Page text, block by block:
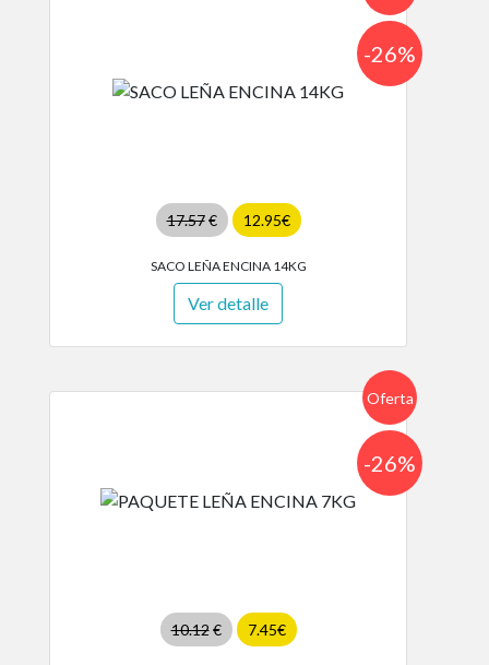
17.57€ 12.95€
-26%
SACO LEÑA ENCINA 14KG
Ver detalle
Oferta
10.12€ 7.45€
-26%